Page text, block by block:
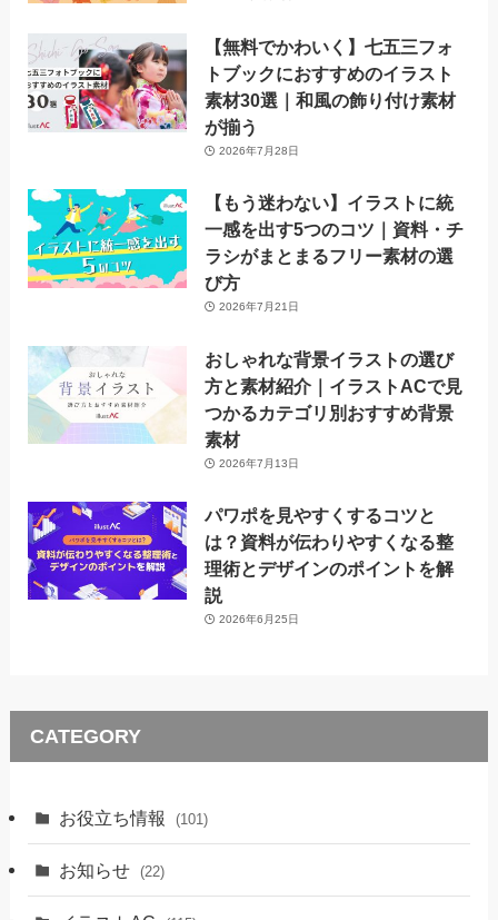
【無料でかわいく】七五三フォ
トブックにおすすめのイラスト
素材30選｜和風の飾り付け素材
が揃う
2026年7月28日
【もう迷わない】イラストに統
一感を出す5つのコツ｜資料・チ
ラシがまとまるフリー素材の選
び方
2026年7月21日
おしゃれな背景イラストの選び
方と素材紹介｜イラストACで見
つかるカテゴリ別おすすめ背景
素材
2026年7月13日
パワポを見やすくするコツと
は？資料が伝わりやすくなる整
理術とデザインのポイントを解
説
2026年6月25日
CATEGORY
お役立ち情報 (101)
お知らせ (22)